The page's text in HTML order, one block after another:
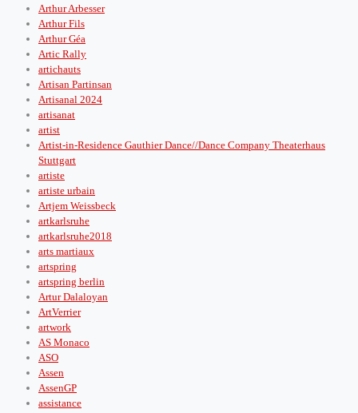
Arthur Arbesser
Arthur Fils
Arthur Géa
Artic Rally
artichauts
Artisan Partinsan
Artisanal 2024
artisanat
artist
Artist-in-Residence Gauthier Dance//Dance Company Theaterhaus
Stuttgart
artiste
artiste urbain
Artjem Weissbeck
artkarlsruhe
artkarlsruhe2018
arts martiaux
artspring
artspring berlin
Artur Dalaloyan
ArtVerrier
artwork
AS Monaco
ASO
Assen
AssenGP
assistance